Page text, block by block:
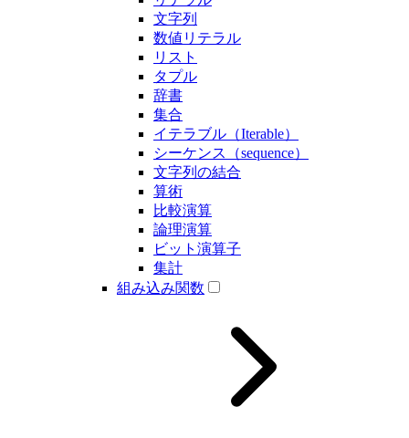
文字列
数値リテラル
リスト
タプル
辞書
集合
イテラブル（Iterable）
シーケンス（sequence）
文字列の結合
算術
比較演算
論理演算
ビット演算子
集計
組み込み関数